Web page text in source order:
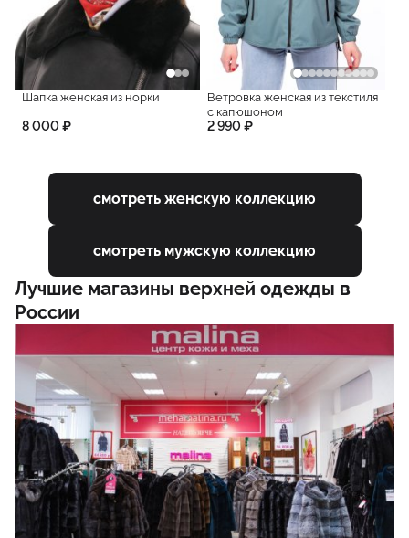
Шапка женская из норки
8 000 ₽
Ветровка женская из текстиля
с капюшоном
2 990 ₽
смотреть женскую коллекцию
смотреть мужскую коллекцию
Лучшие магазины верхней одежды в
России